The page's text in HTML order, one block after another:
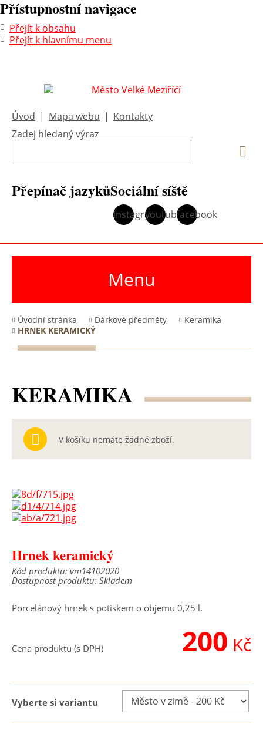
Přístupnostní navigace
Přejít k obsahu
Přejít k hlavnímu menu
Úvod | Mapa webu | Kontakty
Zadej hledaný výraz
Přepínač jazykůSociální síště
instagramyoutubefacebook
Menu
Úvodní stránka Dárkové předměty
Keramika
HRNEK KERAMICKÝ
KERAMIKA
V košíku nemáte žádné zboží.
Hrnek keramický
Kód produktu: vm14102020
Dostupnost produktu: Skladem
Porcelánový hrnek s potiskem o objemu 0,25 l.
200 Kč
Cena produktu (s DPH)
Vyberte si variantu